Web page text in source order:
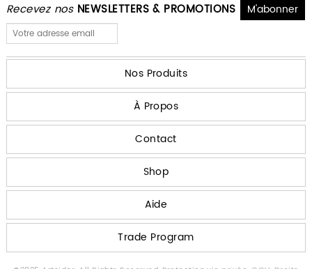
Recevez nos NEWSLETTERS & PROMOTIONS
Nos Produits
À Propos
Contact
Shop
Aide
Trade Program